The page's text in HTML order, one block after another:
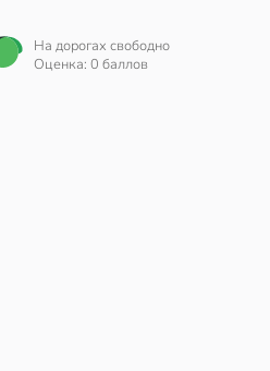
На дорогах свободно
Оценка: 0 баллов